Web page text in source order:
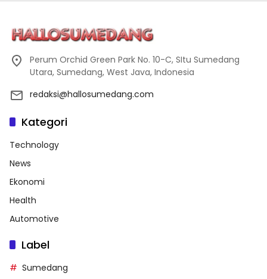
Perum Orchid Green Park No. 10-C, SItu Sumedang
Utara, Sumedang, West Java, Indonesia
redaksi@hallosumedang.com
Kategori
Technology
News
Ekonomi
Health
Automotive
Label
Sumedang